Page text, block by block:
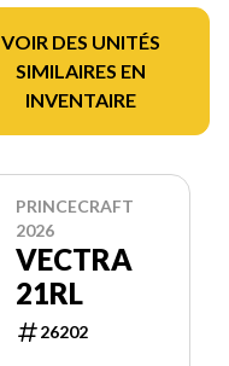
VOIR DES UNITÉS
SIMILAIRES EN
INVENTAIRE
PRINCECRAFT
2026
VECTRA
21RL
26202